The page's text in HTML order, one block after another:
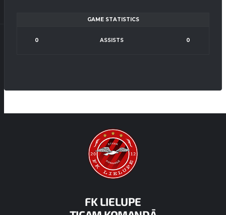
GAME STATISTICS
0 ASSISTS 0
FK LIELUPE